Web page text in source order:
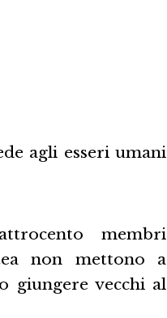
agli esseri umani
membri
non mettono a
giungere vecchi al